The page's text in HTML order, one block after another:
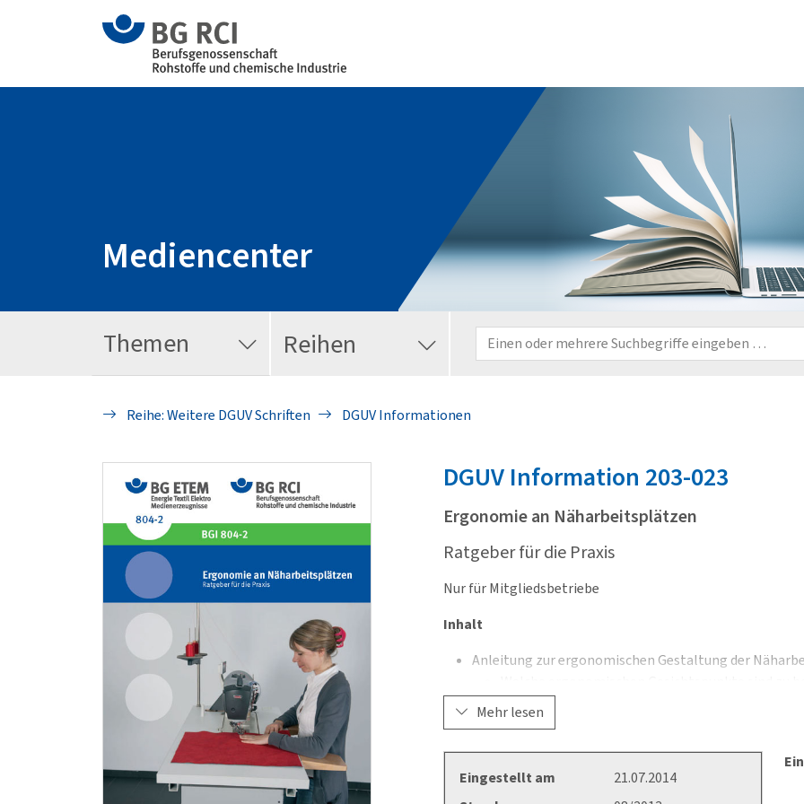
Mediencenter
Themen Reihen
Reihe: Weitere DGUV Schriften DGUV Informationen
DGUV Information 203-023
Ergonomie an Näharbeitsplätzen
Ratgeber für die Praxis
Nur für Mitgliedsbetriebe
Inhalt
Anleitung zur ergonomischen Gestaltung der
Wie soll der Näharbeitsplatz konstruktiv
Wie wird ein bestehender Näharbeitsplatz
Wie werden Sitz- und Steh-Näharbeitsplätze
Arbeit erreicht wird?
Mehr lesen
Eingestellt am
21.07.2014